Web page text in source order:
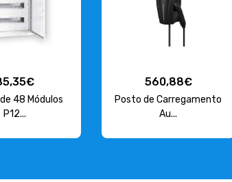
48 Módulos
P12...
560,88€
Posto de Carregamento
Au...